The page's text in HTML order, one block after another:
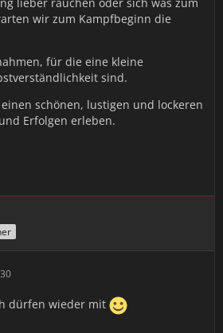
wir zum Kampfbeginn die
für die eine kleine
sind.
schönen, lustigen und lockeren
Erfolgen erleben.
dürfen wieder mit